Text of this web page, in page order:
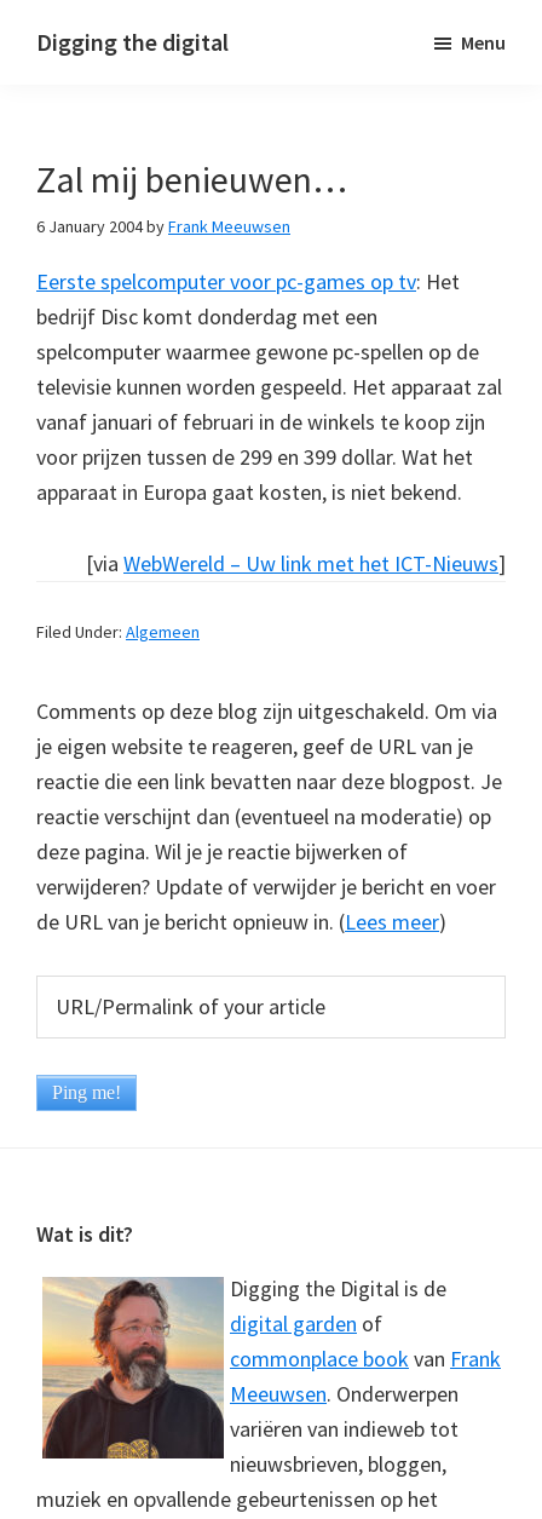
Digging the digital Menu
Zal mij benieuwen…
6 January 2004byFrank Meeuwsen
Eerste spelcomputer voor pc-games op tv: Het
bedrijf Disc komt donderdag met een
spelcomputer waarmee gewone pc-spellen op de
televisie kunnen worden gespeeld. Het apparaat zal
vanaf januari of februari in de winkels te koop zijn
voor prijzen tussen de 299 en 399 dollar. Wat het
apparaat in Europa gaat kosten, is niet bekend.
[via WebWereld – Uw link met het ICT-Nieuws]
Filed Under: Algemeen
Comments op deze blog zijn uitgeschakeld. Om via
je eigen website te reageren, geef de URL van je
reactie die een link bevatten naar deze blogpost. Je
reactie verschijnt dan (eventueel na moderatie) op
deze pagina. Wil je je reactie bijwerken of
verwijderen? Update of verwijder je bericht en voer
de URL van je bericht opnieuw in. (Lees meer)
Footer
Wat is dit?
Digging the Digital is de
digital garden of
commonplace bookvan Frank
Meeuwsen. Onderwerpen
variëren van indieweb tot
nieuwsbrieven, bloggen,
muziek en opvallende gebeurtenissen op het